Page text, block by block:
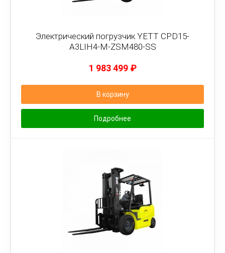
Электрический погрузчик YETT CPD15-
A3LIH4-M-ZSM480-SS
1 983 499 ₽
В корзину
Подробнее